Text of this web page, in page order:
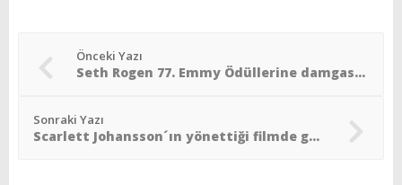
Önceki Yazı
Seth Rogen 77. Emmy Ödüllerine damgasını vurdu
Sonraki Yazı
Scarlett Johansson´ın yönettiği filmde gerçek bir Holokost Kurtulanı rol alıyor